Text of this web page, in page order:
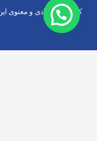
کلیه حقوق مادی و معنوی